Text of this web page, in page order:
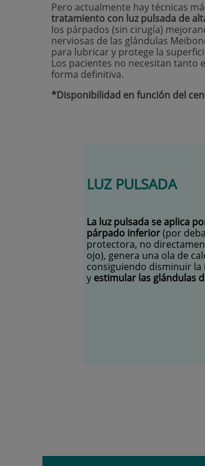
Pero actualmente hay técnicas
tratamiento con luz pulsada de
los párpados (sin cirugía)
nerviosas de las glándulas
para lubricar y protege la
Los pacientes no necesitan tanto
forma definitiva.
*Disponibilidad en función del
LUZ PULSADA
La luz pulsada se aplica
párpado inferior(por
protectora, no
ojo), genera una ola de
consiguiendo disminuir la
y estimular las glándulas